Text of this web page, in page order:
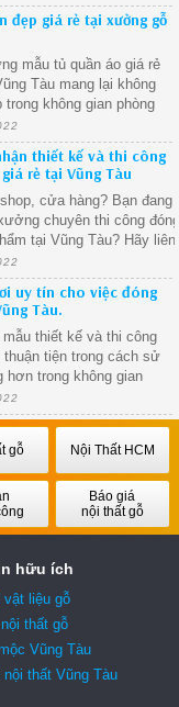
đẹp giá rẻ tại xưởng gỗ
mẫu tủ quần áo giá rẻ
Tàu mang lại không
không gian phòng
thiết kế và thi công
rẻ tại Vũng Tàu
cửa hàng? Bạn đang
chuyên thi công
tại Vũng Tàu? Hãy liên
Tàu ngay để nhận được
uy tín cho việc đóng
Tàu.
thiết kế và thi công
thuận tiện trong cách sử
hơn trong không gian
gỗ Nội Thất HCM
Báo giá
nội thất gỗ
hữu ích
vật liệu gỗ
thất gỗ
Vũng Tàu
nội thất Vũng Tàu